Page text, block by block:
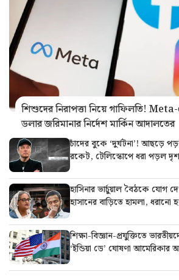
শিশুদের নিরাপত্তা নিয়ে গাফিলতি!
ডলার জরিমানার নির্দেশ মার্কিন আদালতের
চাঁদের বুকে ‘দুর্ঘটনা’! আছড়ে
রকেট, টেলিস্কোপে ধরা পড়ল
হাসিনার ভার্চুয়াল বৈঠকে যোগ
হাসানের বাড়িতে হামলা,
শিক্ষা-বিজ্ঞান-প্রযুক্তিতে
‘ইন্ডিয়া ডে’ ঘোষণা আমেরিকার